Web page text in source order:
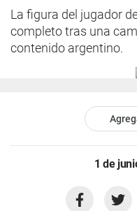
La figura del jugador
completo tras una
contenido argentino.
1 de